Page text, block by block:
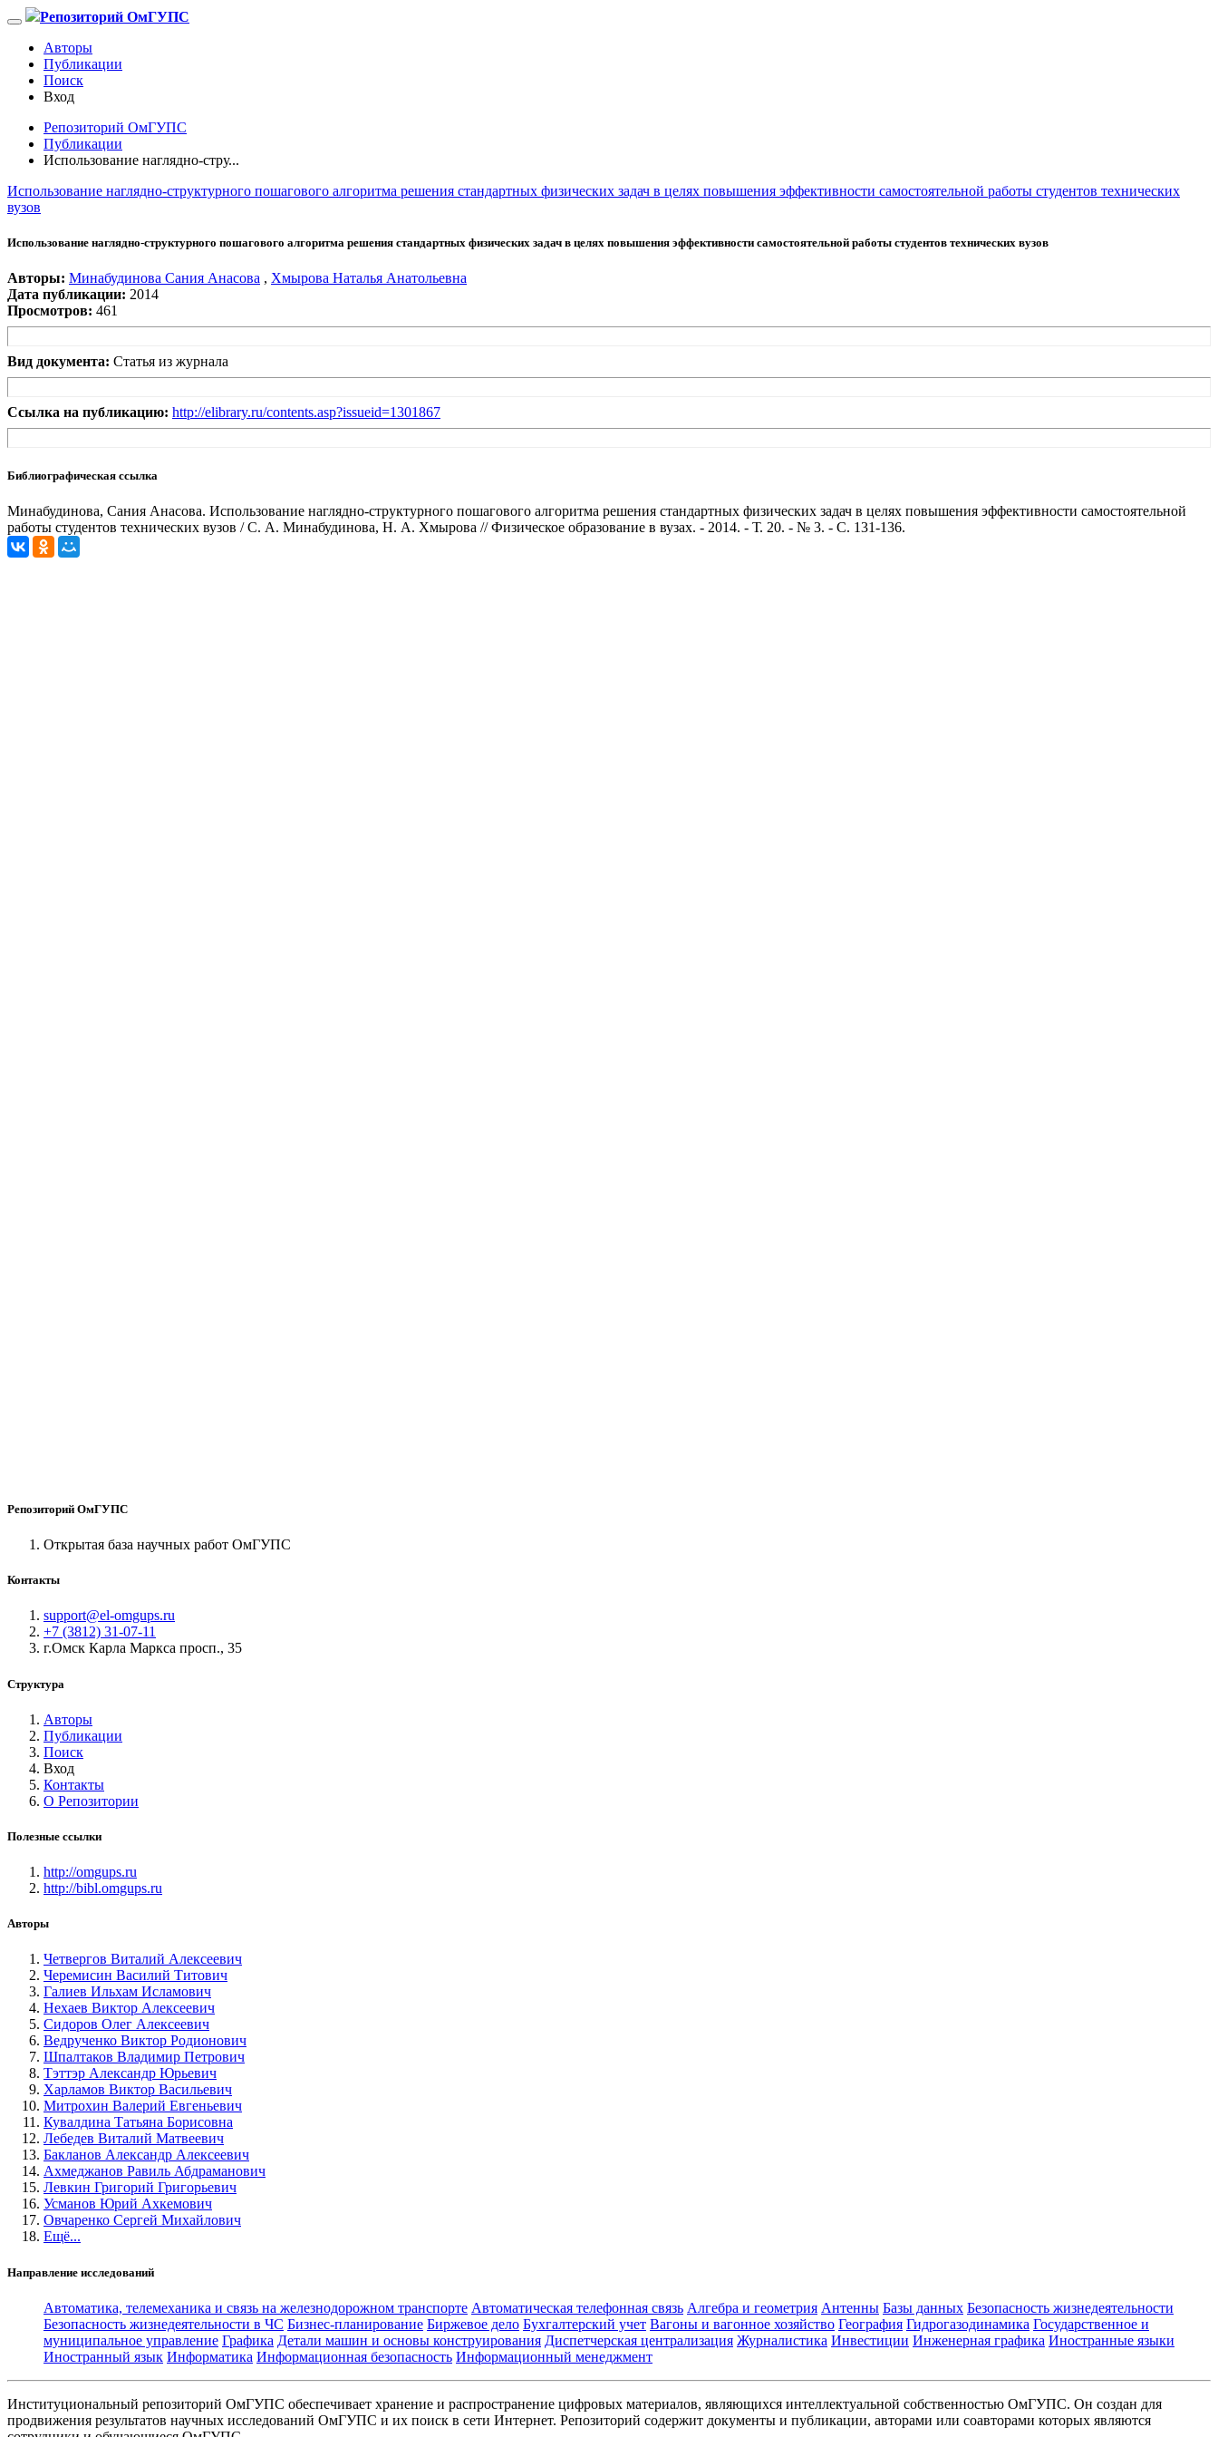
Репозиторий ОмГУПС
Авторы
Публикации
Поиск
Вход
Репозиторий ОмГУПС
Публикации
Использование наглядно-стру...
Использование наглядно-структурного пошагового алгоритма решения стандартных физических задач в целях повышения эффективности самостоятельной работы студентов технических
вузов
Использование наглядно-структурного пошагового алгоритма решения стандартных физических задач в целях повышения эффективности самостоятельной работы студентов технических вузов
Авторы: Минабудинова Сания Анасова , Хмырова Наталья Анатольевна
Дата публикации: 2014
Просмотров: 461
Вид документа: Статья из журнала
Ссылка на публикацию: http://elibrary.ru/contents.asp?issueid=1301867
Библиографическая ссылка
Минабудинова, Сания Анасова. Использование наглядно-структурного пошагового алгоритма решения стандартных физических задач в целях повышения эффективности самостоятельной
работы студентов технических вузов / С. А. Минабудинова, Н. А. Хмырова // Физическое образование в вузах. - 2014. - Т. 20. - № 3. - С. 131-136.
Репозиторий ОмГУПС
Открытая база научных работ ОмГУПС
Контакты
support@el-omgups.ru
+7 (3812) 31-07-11
г.Омск Карла Маркса просп., 35
Структура
Авторы
Публикации
Поиск
Вход
Контакты
О Репозитории
Полезные ссылки
http://omgups.ru
http://bibl.omgups.ru
Авторы
Четвергов Виталий Алексеевич
Черемисин Василий Титович
Галиев Ильхам Исламович
Нехаев Виктор Алексеевич
Сидоров Олег Алексеевич
Ведрученко Виктор Родионович
Шпалтаков Владимир Петрович
Тэттэр Александр Юрьевич
Харламов Виктор Васильевич
Митрохин Валерий Евгеньевич
Кувалдина Татьяна Борисовна
Лебедев Виталий Матвеевич
Бакланов Александр Алексеевич
Ахмеджанов Равиль Абдраманович
Левкин Григорий Григорьевич
Усманов Юрий Ахкемович
Овчаренко Сергей Михайлович
Ещё...
Направление исследований
Автоматика, телемеханика и связь на железнодорожном транспорте Автоматическая телефонная связь Алгебра и геометрия Антенны Базы данных Безопасность жизнедеятельности
Безопасность жизнедеятельности в ЧС Бизнес-планирование Биржевое дело Бухгалтерский учет Вагоны и вагонное хозяйство География Гидрогазодинамика Государственное и
муниципальное управление Графика Детали машин и основы конструирования Диспетчерская централизация Журналистика Инвестиции Инженерная графика Иностранные языки
Иностранный язык Информатика Информационная безопасность Информационный менеджмент
Институциональный репозиторий ОмГУПС обеспечивает хранение и распространение цифровых материалов, являющихся интеллектуальной собственностью ОмГУПС. Он создан для
продвижения результатов научных исследований ОмГУПС и их поиск в сети Интернет. Репозиторий содержит документы и публикации, авторами или соавторами которых являются